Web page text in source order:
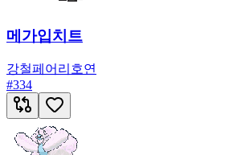
메가입치트
강철페어리 호연
#334